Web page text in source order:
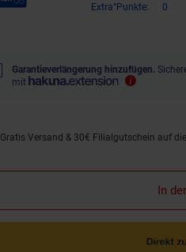
Extra°Punkte:
0
Garantieverlängerung hinzufügen.
mit
Promotion "Gratis Versand &amp; 30€
Gratis Versand & 30€ Filialgutschein auf
In